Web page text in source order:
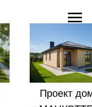
Проект